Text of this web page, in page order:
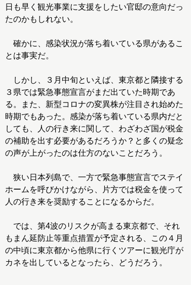
日も早く観光事業に支援をしたい官邸の意向だっ
たのかもしれない。
確かに、感染状況が落ち着いている県があるこ
とは事実だ。
しかし、３月中旬といえば、東京都と隣接する
３県では緊急事態宣言がまだ出ていた時期であ
る。また、新型コロナの変異株が注目され始めた
時期でもあった。感染が落ち着いている県内だと
しても、人の行き来に関して、わざわざ国が税金
の補助を出す必要があるだろうか？と多くの疑念
の声が上がったのは仕方のないことだろう。
狭い日本列島で、一方で緊急事態宣言でステイ
ホームを呼びかけながら、片方では税金を使って
人の行き来を奨励することになるからだ。
では、第4波のリスクが高まる東京都で、それ
もまん延防止等重点措置が予定される、この４月
の中頃に東京都から他県に行くツアーに観光庁が
カネを出しているとなったら、どうだろう。